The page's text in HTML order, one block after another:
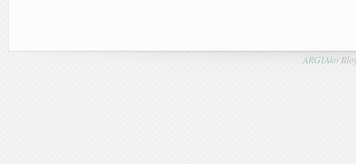
ARGIAko